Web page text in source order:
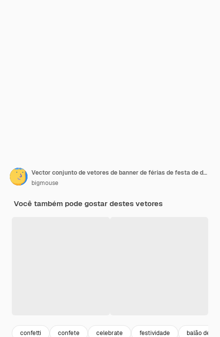
Vector conjunto de vetores de banner de férias de festa de desenho animado
bigmouse
Você também pode gostar destes vetores
confetti confete celebrate festividade balão de